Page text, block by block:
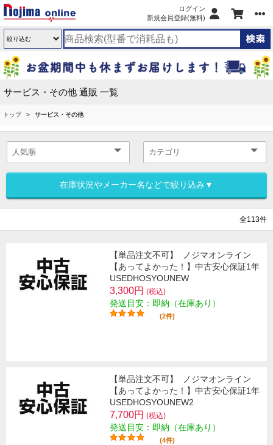
ログイン
新規会員登録(無料)
サービス・その他 通販 一覧
トップ サービス・その他
在庫状況やメーカー名などで絞り込み▼
全113件
【単品注文不可】
ノジマオンライン
【あってよかった！】中古安心保証1年
USEDHOSYOUNEW
3,300円 (税込)
発送目安：即納（在庫あり）
(2件)
【単品注文不可】
ノジマオンライン
【あってよかった！】中古安心保証1年
USEDHOSYOUNEW2
7,700円 (税込)
発送目安：即納（在庫あり）
(4件)